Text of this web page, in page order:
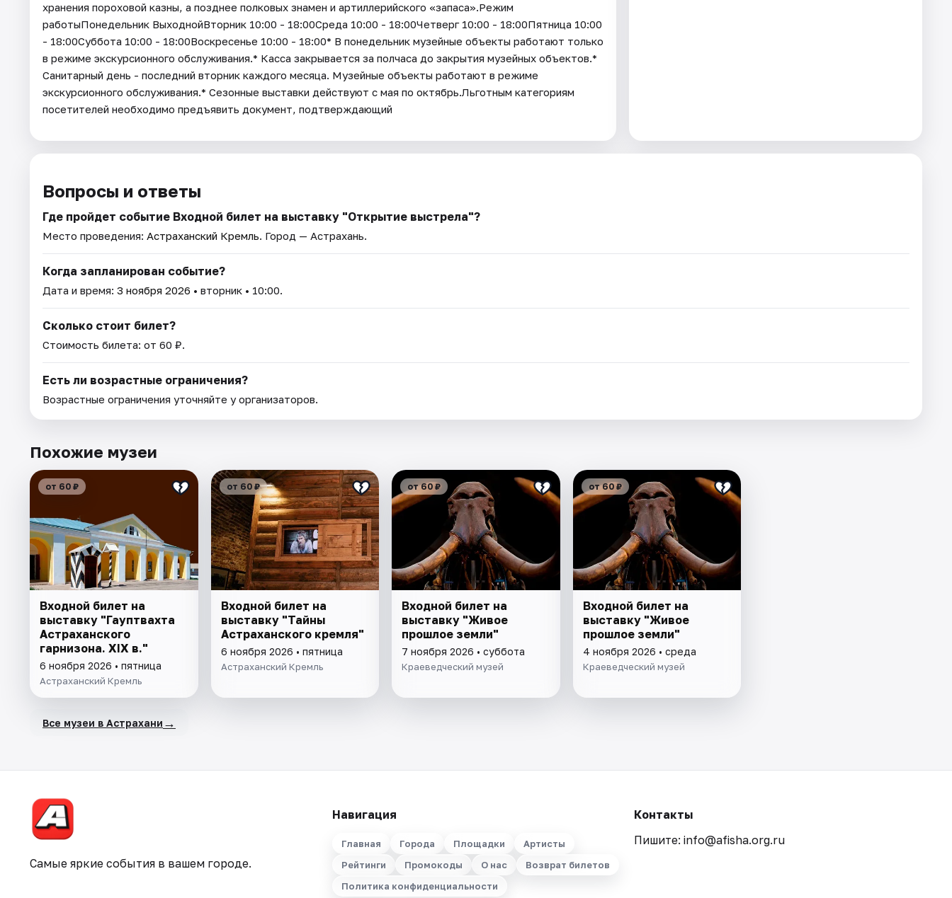
хранения пороховой казны, а позднее полковых знамен и артиллерийского «запаса».Режим
работыПонедельник ВыходнойВторник 10:00 - 18:00Среда 10:00 - 18:00Четверг 10:00 - 18:00Пятница 10:00
- 18:00Суббота 10:00 - 18:00Воскресенье 10:00 - 18:00* В понедельник музейные объекты работают только
в режиме экскурсионного обслуживания.* Касса закрывается за полчаса до закрытия музейных объектов.*
Санитарный день - последний вторник каждого месяца. Музейные объекты работают в режиме
экскурсионного обслуживания.* Cезонные выставки действуют с мая по октябрь.Льготным категориям
посетителей необходимо предъявить документ, подтверждающий
Вопросы и ответы
Где пройдет событие Входной билет на выставку "Открытие выстрела"?
Место проведения: Астраханский Кремль. Город — Астрахань.
Когда запланирован событие?
Дата и время: 3 ноября 2026 • вторник • 10:00.
Сколько стоит билет?
Стоимость билета: от 60 ₽.
Есть ли возрастные ограничения?
Возрастные ограничения уточняйте у организаторов.
Похожие музеи
от 60 ₽
Входной билет на
выставку "Гауптвахта
Астраханского
гарнизона. XIX в."
6 ноября 2026 • пятница
Астраханский Кремль
от 60 ₽
Входной билет на
выставку "Тайны
Астраханского кремля"
6 ноября 2026 • пятница
Астраханский Кремль
от 60 ₽
Входной билет на
выставку "Живое
прошлое земли"
7 ноября 2026 • суббота
Краеведческий музей
от 60 ₽
Входной билет на
выставку "Живое
прошлое земли"
4 ноября 2026 • среда
Краеведческий музей
Все музеи в Астрахани →
Самые яркие события в вашем городе.
Навигация
Главная Города Площадки
Артисты
Рейтинги
Промокоды О нас
Возврат билетов
Политика конфиденциальности
Контакты
Пишите: info@afisha.org.ru